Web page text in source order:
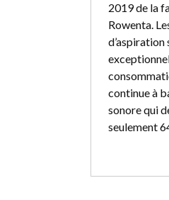
2019 de la
Rowenta.
continue à
sonore qui
seulement